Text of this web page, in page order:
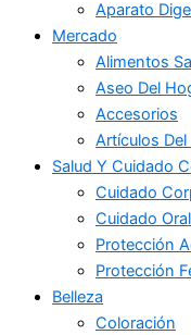
Aparato
Mercado
Alimentos
Aseo Del
Accesorios
Artículos
Salud Y Cuidado
Cuidado
Cuidado Oral
Protección
Protección
Belleza
Coloración